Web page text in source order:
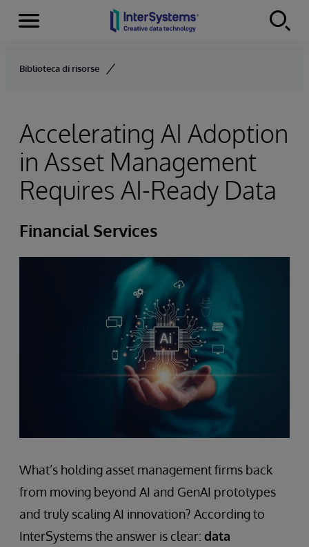
Skip to content
Menu
Biblioteca di risorse
Accelerating AI Adoption
in Asset Management
Requires AI-Ready Data
Financial Services
What’s holding asset management firms back
from moving beyond AI and GenAI prototypes
and truly scaling AI innovation? According to
InterSystems the answer is clear: data